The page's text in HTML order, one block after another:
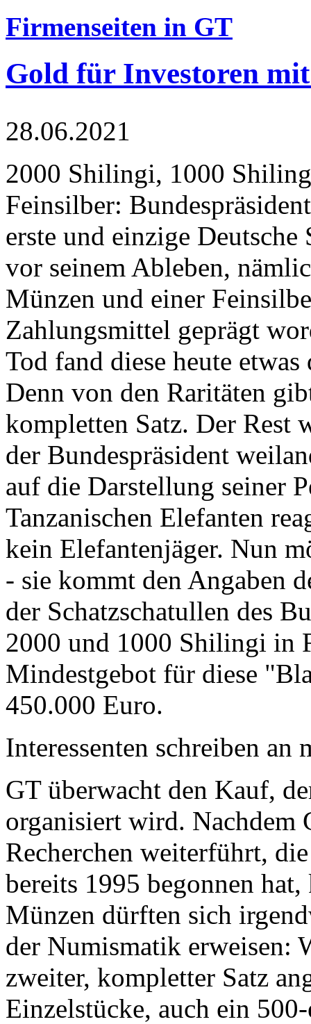
Firmenseiten in GT
Gold für Investoren
28.06.2021
2000 Shilingi, 1000
Feinsilber:
erste und einzige Deutsche
vor seinem Ableben,
Münzen und einer
Zahlungsmittel geprägt
Tod fand diese heute
Denn von den Raritäten
kompletten Satz. Der Rest
der Bundespräsident
auf die Darstellung seiner
Tanzanischen Elefanten
kein Elefantenjäger. Nun
- sie kommt den Angaben
der Schatzschatullen des
2000 und 1000 Shilingi in
Mindestgebot für diese
450.000 Euro.
Interessenten schreiben
GT überwacht den Kauf,
organisiert wird. Nachdem
Recherchen weiterführt,
bereits 1995 begonnen
Münzen dürften sich
der Numismatik erweisen:
zweiter, kompletter Satz
Einzelstücke, auch ein